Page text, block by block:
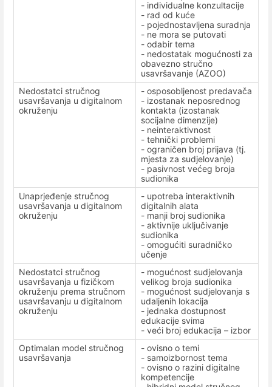
- individualne konzultacije
- rad od kuće
- pojednostavljena suradnja
- ne mora se putovati
- odabir tema
- nedostatak mogućnosti za
obavezno stručno
usavršavanje (AZOO)
Nedostatci stručnog
usavršavanja u digitalnom
okruženju
- osposobljenost predavača
- izostanak neposrednog
kontakta (izostanak
socijalne dimenzije)
- neinteraktivnost
- tehnički problemi
- ograničen broj prijava (tj.
mjesta za sudjelovanje)
- pasivnost većeg broja
sudionika
Unaprjeđenje stručnog
usavršavanja u digitalnom
okruženju
- upotreba interaktivnih
digitalnih alata
- manji broj sudionika
- aktivnije uključivanje
sudionika
- omogućiti suradničko
učenje
Nedostatci stručnog
usavršavanja u fizičkom
okruženju prema stručnom
usavršavanju u digitalnom
okruženju
- mogućnost sudjelovanja
velikog broja sudionika
- mogućnost sudjelovanja s
udaljenih lokacija
- jednaka dostupnost
edukacije svima
- veći broj edukacija – izbor
Optimalan model stručnog
usavršavanja
- ovisno o temi
- samoizbornost tema
- ovisno o razini digitalne
kompetencije